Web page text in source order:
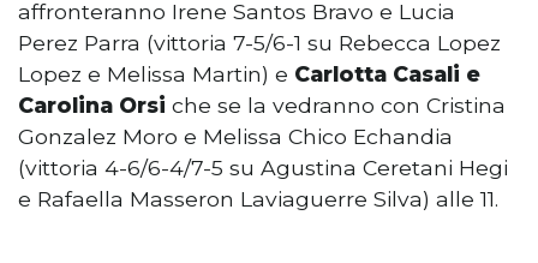
affronteranno Irene Santos Bravo e Lucia
Perez Parra (vittoria 7-5/6-1 su Rebecca Lopez
Lopez e Melissa Martin) e Carlotta Casali e
Carolina Orsi che se la vedranno con Cristina
Gonzalez Moro e Melissa Chico Echandia
(vittoria 4-6/6-4/7-5 su Agustina Ceretani Hegi
e Rafaella Masseron Laviaguerre Silva) alle 11.